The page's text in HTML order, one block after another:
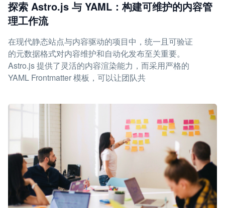
探索 Astro.js 与 YAML：构建可维护的内容管
理工作流
在现代静态站点与内容驱动的项目中，统一且可验证
的元数据格式对内容维护和自动化发布至关重要。
Astro.js 提供了灵活的内容渲染能力，而采用严格的
YAML Frontmatter 模板，可以让团队共